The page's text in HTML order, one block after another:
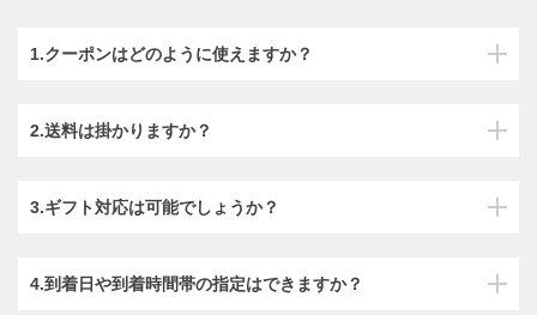
1.クーポンはどのように使えますか？
2.送料は掛かりますか？
3.ギフト対応は可能でしょうか？
4.到着日や到着時間帯の指定はできますか？